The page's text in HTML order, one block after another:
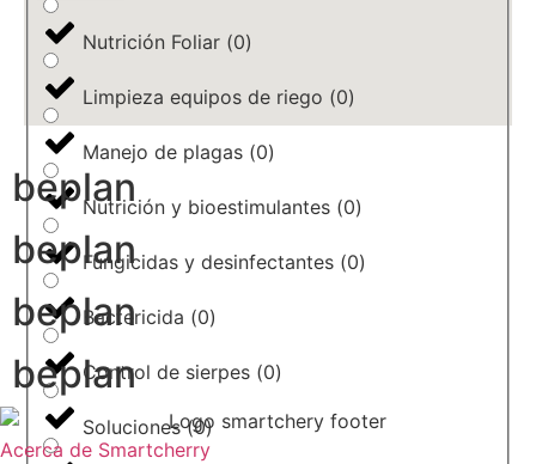
Nutrición Foliar (0)
Limpieza equipos de riego (0)
Manejo de plagas (0)
Nutrición y bioestimulantes (0)
Fungicidas y desinfectantes (0)
Bactericida (0)
Control de sierpes (0)
Soluciones (0)
beplan
beplan
beplan
beplan
Acerca de Smartcherry